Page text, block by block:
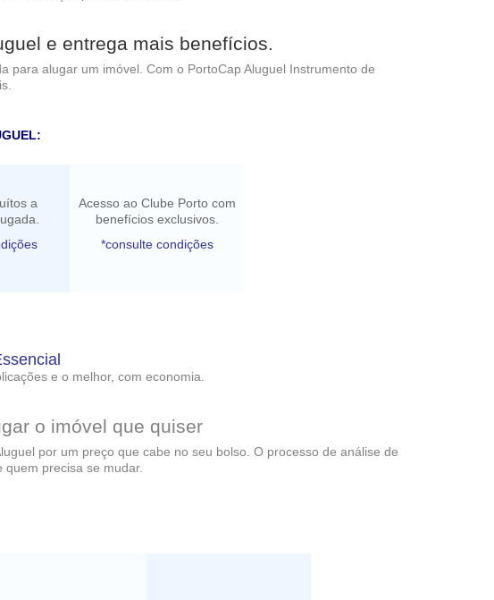
e entrega mais benefícios.
alugar um imóvel. Com o PortoCap Aluguel Instrumento de
a
Acesso ao Clube Porto com
benefícios exclusivos.
*consulte condições
e o melhor, com economia.
o imóvel que quiser
por um preço que cabe no seu bolso. O processo de análise de
precisa se mudar.